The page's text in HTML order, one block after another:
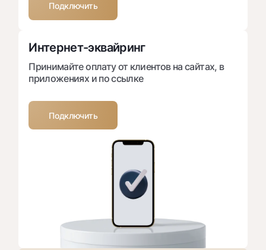
Подключить
Интернет-эквайринг
Принимайте оплату от клиентов на сайтах, в
приложениях и по ссылке
Подключить